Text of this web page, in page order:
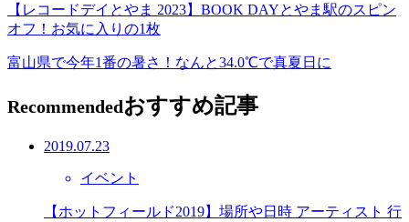
【レコードデイとやま 2023】BOOK DAYとやま駅のスピン
オフ！お気に入りの1枚
富山県で今年1番の暑さ！なんと34.0℃で真夏日に
Recommendedおすすめ記事
2019.07.23
イベント
【ホットフィールド2019】場所や日時 アーティスト 行